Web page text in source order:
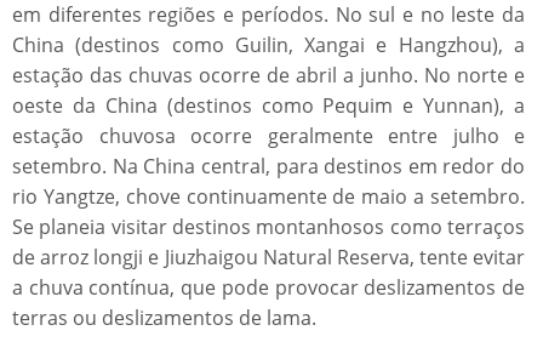
em diferentes regiões e períodos. No sul e no leste da
China (destinos como Guilin, Xangai e Hangzhou), a
estação das chuvas ocorre de abril a junho. No norte e
oeste da China (destinos como Pequim e Yunnan), a
estação chuvosa ocorre geralmente entre julho e
setembro. Na China central, para destinos em redor do
rio Yangtze, chove continuamente de maio a setembro.
Se planeia visitar destinos montanhosos como terraços
de arroz longji e Jiuzhaigou Natural Reserva, tente evitar
a chuva contínua, que pode provocar deslizamentos de
terras ou deslizamentos de lama.